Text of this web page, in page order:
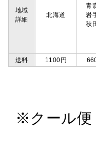
地域
詳細
北海道
青
岩
秋
送料
1100円
※クール便